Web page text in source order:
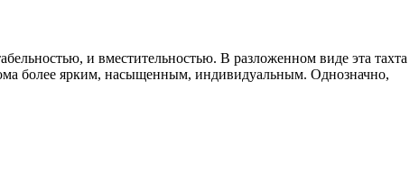
и вместительностью. В разложенном виде эта тахта
более ярким, насыщенным, индивидуальным. Однозначно,